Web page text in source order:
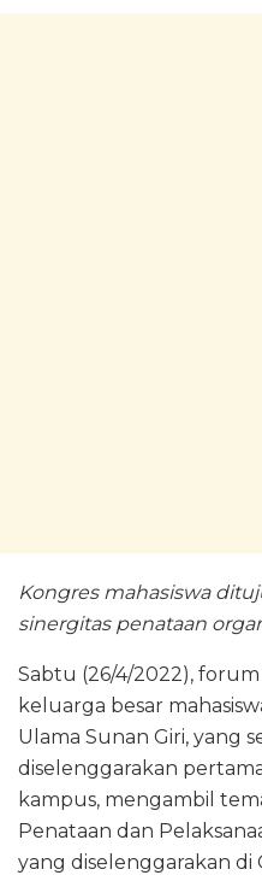
Kongres mahasiswa
sinergitas penataan
Sabtu (26/4/2022),
keluarga besar
Ulama Sunan Giri, yang
diselenggarakan
kampus, mengambil
Penataan dan
yang diselenggarakan